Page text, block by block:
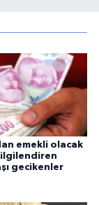
emekli olacak
ilgilendiren
gecikenler